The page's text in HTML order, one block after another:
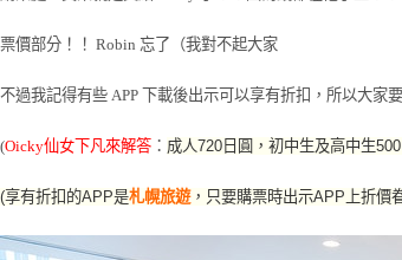
票價部分！！ Robin 忘了（我對不起大家
不過我記得有些 APP 下載後出示可以享有折扣，所以大家
(Oicky仙女下凡來解答 ： 成人720日圓，初中生及高中生
(享有折扣的APP是札幌旅遊，只要購票時出示APP上折價